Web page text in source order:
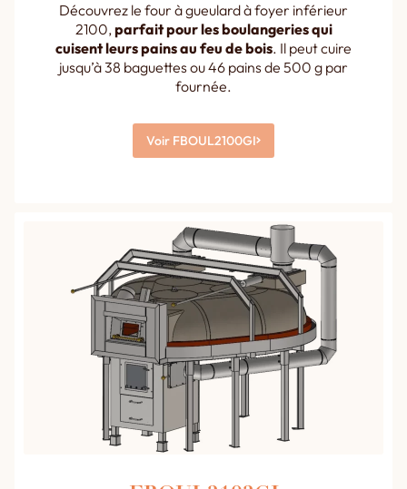
Découvrez le four à gueulard à foyer inférieur
2100, parfait pour les boulangeries qui
cuisent leurs pains au feu de bois. Il peut cuire
jusqu’à 38 baguettes ou 46 pains de 500 g par
fournée.
Voir FBOUL2100GI